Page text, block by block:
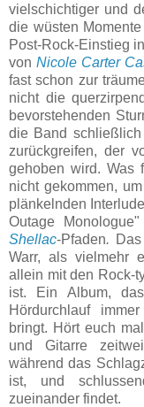
vielschichtiger und
die wüsten
Post-Rock-Einstieg
vonNicole Carter
fast schon zur
nicht die
bevorstehenden
die Band
zurückgreifen, der
gehoben wird. Was
nicht gekommen,
plänkelnden
Outage
Shellac-Pfaden.
Warr, als vielmehr
allein mit den Rock-
ist. Ein Album,
Hördurchlauf
bringt. Hört euch
und Gitarre
während das
ist, und
zueinander findet.